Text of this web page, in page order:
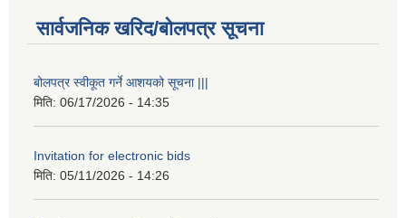
सार्वजनिक खरिद/बोलपत्र सूचना
बोलपत्र स्वीकूत गर्ने आशयको सूचना |||
मिति: 06/17/2026 - 14:35
Invitation for electronic bids
मिति: 05/11/2026 - 14:26